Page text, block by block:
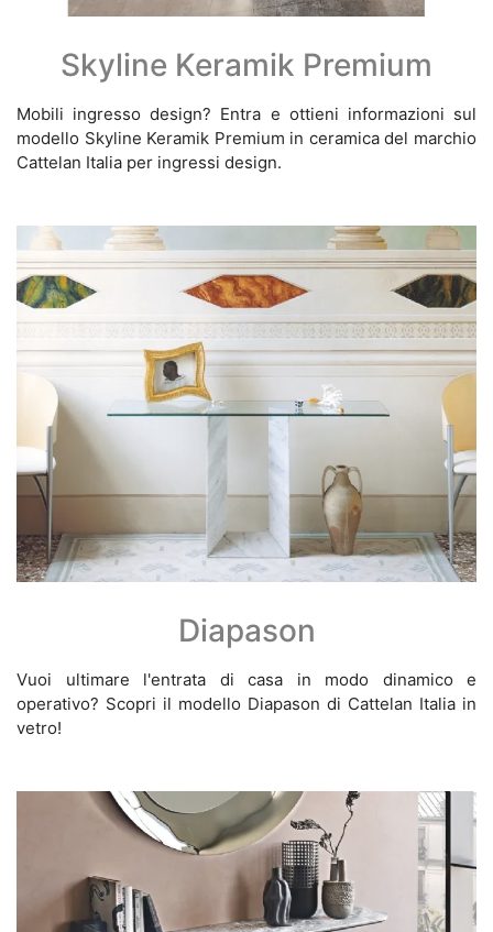
Skyline Keramik Premium
Mobili ingresso design? Entra e ottieni informazioni sul
modello Skyline Keramik Premium in ceramica del marchio
Cattelan Italia per ingressi design.
Diapason
Vuoi ultimare l'entrata di casa in modo dinamico e
operativo? Scopri il modello Diapason di Cattelan Italia in
vetro!